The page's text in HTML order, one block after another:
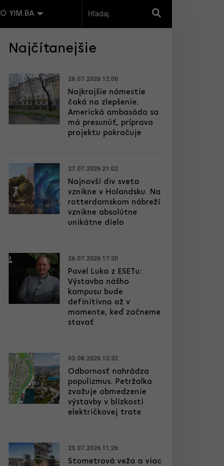
O YIM.BA
Najčítanejšie
26.07.2026 12:00
Najkrajšie námestie
čaká na zlepšenie.
Americká ambasáda sa
má presunúť, príprava
projektu pokračuje
27.07.2026 21:02
Najnovší div sveta
vznikne v Holandsku. Na
rotterdamskom nábreží
vznikne absolútne
unikátne dielo
26.07.2026 17:30
Pavel Luka z ESETu:
Výstavba nášho
kampusu bude
definitívna až v
momente, keď začneme
stavať
03.08.2026 15:32
Odbornosť nahrádza
populizmus. Petržalka
zvažuje obmedzenie
výstavby v blízkosti
električkovej trate
25.07.2026 11:26
Stometrová veža a viac